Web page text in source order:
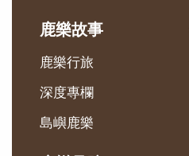
鹿樂故事
鹿樂行旅
深度專欄
島嶼鹿樂